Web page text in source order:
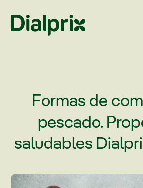
Formas de
pescado.
saludables